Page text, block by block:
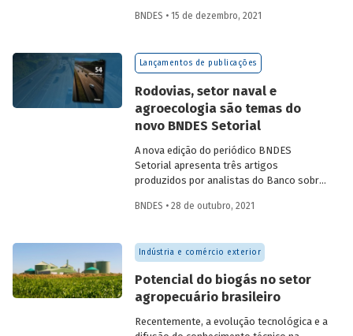
concessões rodoviárias começaram a ser
sem comprometer os investimentos no
setor. Saiba mais sobre os diferentes
concessões de rodovias realizadas no
país.
BNDES • 15 de dezembro, 2021
Lançamentos de publicações
Rodovias, setor naval e
agroecologia são temas do
novo BNDES Setorial
A nova edição do periódico BNDES
Setorial apresenta três artigos
produzidos por analistas do Banco sobre
agroecologia, importantes áreas do
sobre os artigos e confira a publicação
completa.
BNDES • 28 de outubro, 2021
Indústria e comércio exterior
Potencial do biogás no setor
agropecuário brasileiro
Recentemente, a evolução tecnológica e a